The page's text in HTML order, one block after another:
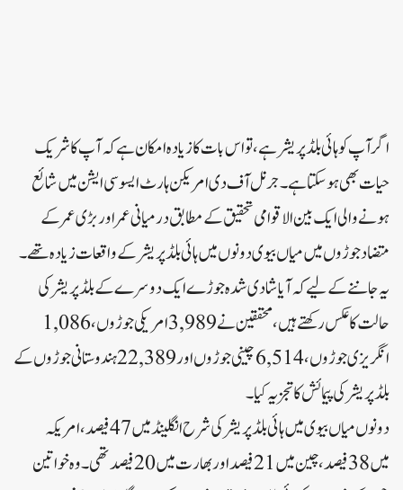
اگر آپ کو ہائی بلڈ پریشر ہے، تو اس بات کا زیادہ امکان ہے کہ آپ کا شریک
حیات بھی ہوسکتا ہے۔ جرنل آف دی امریکن ہارٹ ایسوسی ایشن میں شائع
ہونے والی ایک بین الاقوامی تحقیق کے مطابق درمیانی عمر اور بڑی عمر کے
متضاد جوڑوں میں میاں بیوی دونوں میں ہائی بلڈ پریشر کے واقعات زیادہ تھے۔
یہ جاننے کے لیے کہ آیا شادی شدہ جوڑے ایک دوسرے کے بلڈ پریشر کی
حالت کا عکس رکھتے ہیں، محققین نے 3,989 امریکی جوڑوں، 1,086
انگریزی جوڑوں، 6,514 چینی جوڑوں اور 22,389 ہندوستانی جوڑوں کے
بلڈ پریشر کی پیمائش کا تجزیہ کیا۔
دونوں میاں بیوی میں ہائی بلڈ پریشر کی شرح انگلینڈ میں 47 فیصد، امریکہ
میں 38 فیصد، چین میں 21 فیصد اور بھارت میں 20 فیصد تھی۔ وہ خواتین